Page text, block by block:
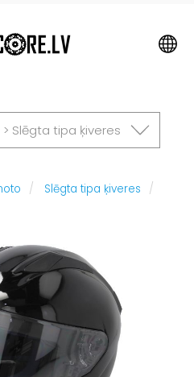
Slēgta tipa ķiveres
Slēgta tipa ķiveres